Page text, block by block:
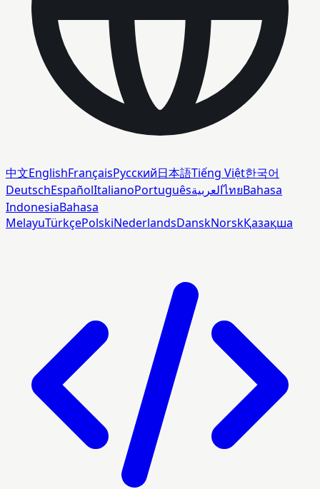
中文EnglishFrançaisРусский日本語Tiếng Việt한국어
DeutschEspañolItalianoPortuguêsالعربيةไทยBahasa
IndonesiaBahasa
MelayuTürkçePolskiNederlandsDanskNorskҚазақша